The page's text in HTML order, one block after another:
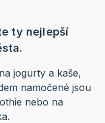
ty nejlepší
jogurty a kaše,
namočené jsou
nebo na